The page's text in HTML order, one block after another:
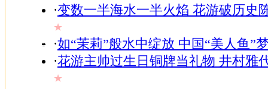
搜狗
·变数一半海水一半火焰 花游破历史
★
·如“茉莉”般水中绽放 中国“美人鱼”
·花游主帅过生日铜牌当礼物 井村雅
★